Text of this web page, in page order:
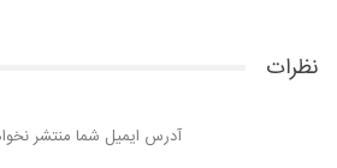
نظرات
آدرس ایمیل شما منتشر